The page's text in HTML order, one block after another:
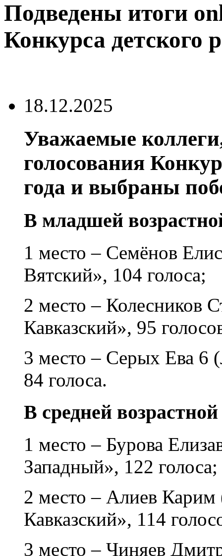
Подведены итоги
Конкурса детского
18.12.2025
Уважаемые
голосования
года и выбраны
В младшей
1 место – Семёнов
Вятский», 104 голоса;
2 место – Колесников
Кавказский», 95
3 место – Серых Ева 6
84 голоса.
В средней
1 место – Бурова
Западный», 122 голоса;
2 место – Алиев Карим
Кавказский», 114
3 место – Чиняев